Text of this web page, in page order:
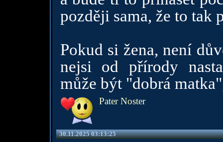
později sama, že to tak
Pokud si žena, není
nejsi od přírody
může být "dobrá
Pater Noster
30.11.2025 03:13:25